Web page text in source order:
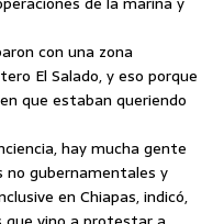
con una zona
El Salado, y eso porque
que estaban queriendo
hay mucha gente
no gubernamentales y
en Chiapas, indicó,